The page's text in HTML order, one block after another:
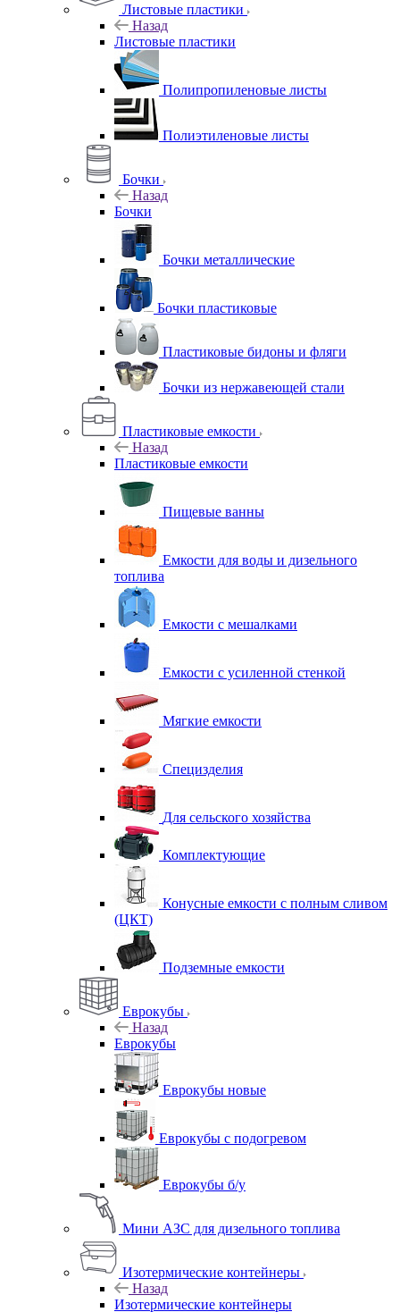
Листовые пластики
Назад
Листовые пластики
Полипропиленовые листы
Полиэтиленовые листы
Бочки
Назад
Бочки
Бочки металлические
Бочки пластиковые
Пластиковые бидоны и фляги
Бочки из нержавеющей стали
Пластиковые емкости
Назад
Пластиковые емкости
Пищевые ванны
Емкости для воды и дизельного
топлива
Емкости с мешалками
Емкости с усиленной стенкой
Мягкие емкости
Специзделия
Для сельского хозяйства
Комплектующие
Конусные емкости с полным сливом
(ЦКТ)
Подземные емкости
Еврокубы
Назад
Еврокубы
Еврокубы новые
Еврокубы с подогревом
Еврокубы б/у
Мини АЗС для дизельного топлива
Изотермические контейнеры
Назад
Изотермические контейнеры